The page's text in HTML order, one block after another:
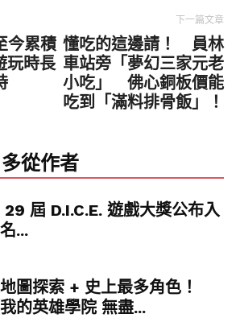
款遊戲的負面聲音。
夢大集結》憑藉寶可夢的招牌與
，仍是一款聲量相當不俗的
這款遊戲即將在9月22日正式登
今累積
時長
下一篇文章
懂吃的這邊請！ 員林
車站旁「夢幻三家元老
小吃」 佛心銅板價能
吃到「滿料排骨飯」！
多從作者
29 屆 D.I.C.E. 遊戲大獎公布入
...
圖探索 + 史上最多角色！
我的英雄學院 無盡...